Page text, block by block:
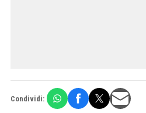
Condividi: